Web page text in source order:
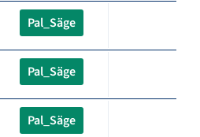
Pal_Säge
Pal_Säge
Pal_Säge